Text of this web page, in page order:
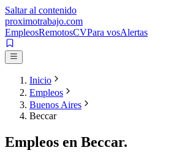
Saltar al contenido
proximotrabajo.com
EmpleosRemotosCVPara vosAlertas
Inicio
Empleos
Buenos Aires
Beccar
Empleos en Beccar.